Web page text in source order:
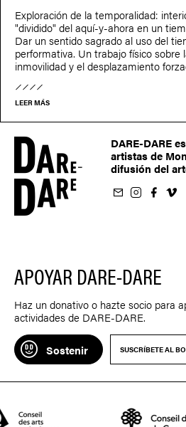
Exploración de la temporalidad:
"dividido" del aquí-y-ahora en un
Dar un sentido sagrado al uso del
performativa. Un trabajo físico sobre
inmovilidad y el desplazamiento
LEER MÁS
DARE-DARE
artistas de
difusión del
sur Instagram
sur Facebook
nous sur Vimeo
APOYAR DARE-DARE
Haz un donativo o hazte socio para
actividades de DARE-DARE.
Sostenir SUSCRÍBETE AL